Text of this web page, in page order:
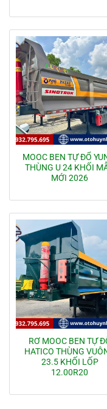
MOOC BEN TỰ ĐỔ
THÙNG U 24 KHỐI
MỚI 2026
RƠ MOOC BEN TỰ
HATICO THÙNG
23.5 KHỐI LỐP
12.00R20